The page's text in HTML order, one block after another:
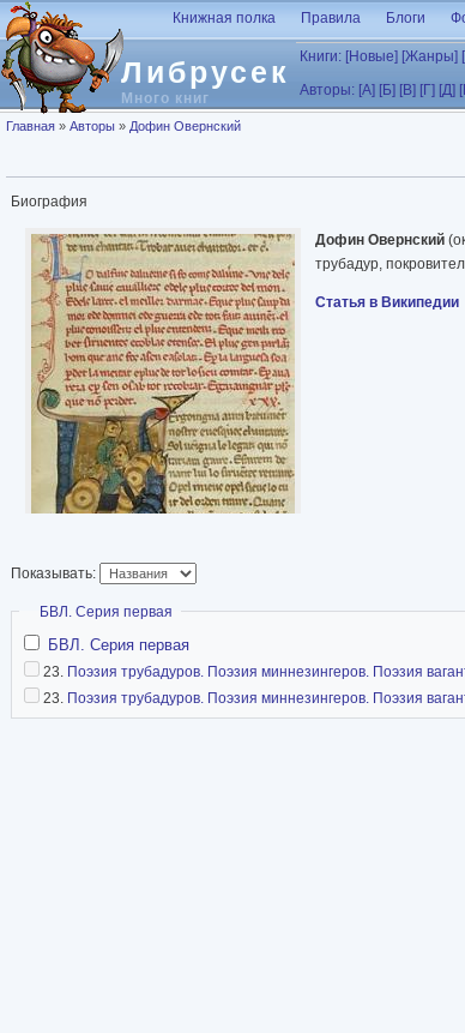
Перейти к основному содержанию
Либрусек
Много книг
Книжная полка Правила Блоги
Книги: [Новые] [Жанры]
Авторы: [А] [Б] [В] [Г] [Д]
Вы здесь
Главная » Авторы » Дофин Овернский
Биография
Дофин Овернский
трубадур,
Статья в Википедии
Показывать:
Скрыть
БВЛ. Серия первая
БВЛ. Серия первая
23. Поэзия трубадуров. Поэзия миннезингеров. Поэзия
23. Поэзия трубадуров. Поэзия миннезингеров. Поэзия